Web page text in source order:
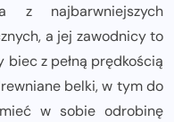
z najbarwniejszych
a jej zawodnicy to
biec z pełną prędkością
belki, w tym do
w sobie odrobinę